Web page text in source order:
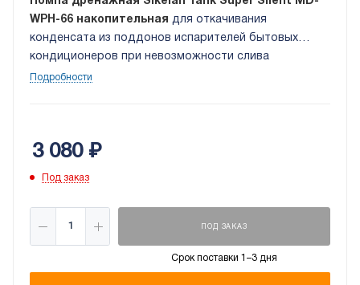
WPH-66 накопительная для откачивания
конденсата из поддонов испарителей бытовых
кондиционеров при невозможности слива
конденсата самотёком. Это моноблочная водяная
Подробности
3 080₽
Под заказ
ПОД ЗАКАЗ
Срок поставки 1–3 дня